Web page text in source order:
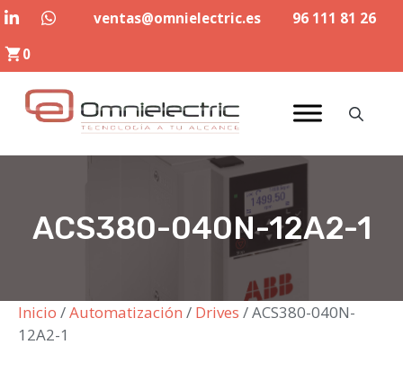
Saltar
contenido
ventas@omnielectric.es
96 111 81 26
0
ACS380-040N-12A2-1
Inicio /Automatización / Drives / ACS380-040N-
12A2-1